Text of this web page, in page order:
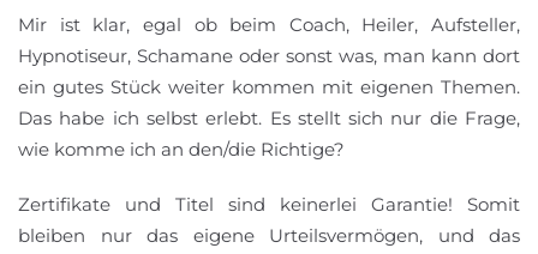
Mir ist klar, egal ob beim Coach, Heiler, Aufsteller,
Hypnotiseur, Schamane oder sonst was, man kann dort
ein gutes Stück weiter kommen mit eigenen Themen.
Das habe ich selbst erlebt. Es stellt sich nur die Frage,
wie komme ich an den/die Richtige?
Zertifikate und Titel sind keinerlei Garantie! Somit
bleiben nur das eigene Urteilsvermögen, und das